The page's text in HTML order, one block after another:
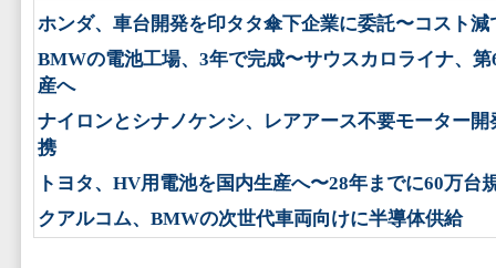
ホンダ、車台開発を印タタ傘下企業に委託〜コスト減
BMWの電池工場、3年で完成〜サウスカロライナ、第
産へ
ナイロンとシナノケンシ、レアアース不要モーター開
携
トヨタ、HV用電池を国内生産へ〜28年までに60万台
クアルコム、BMWの次世代車両向けに半導体供給